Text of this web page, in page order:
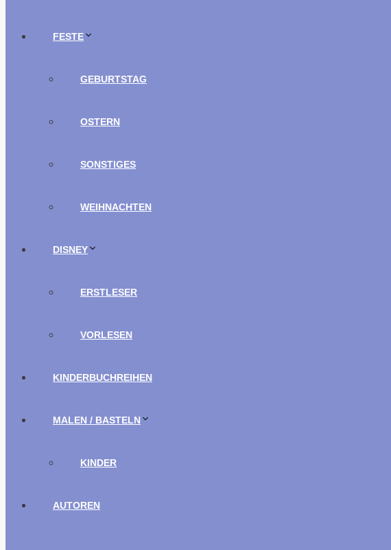
FESTE
GEBURTSTAG
OSTERN
SONSTIGES
WEIHNACHTEN
DISNEY
ERSTLESER
VORLESEN
KINDERBUCHREIHEN
MALEN / BASTELN
KINDER
AUTOREN